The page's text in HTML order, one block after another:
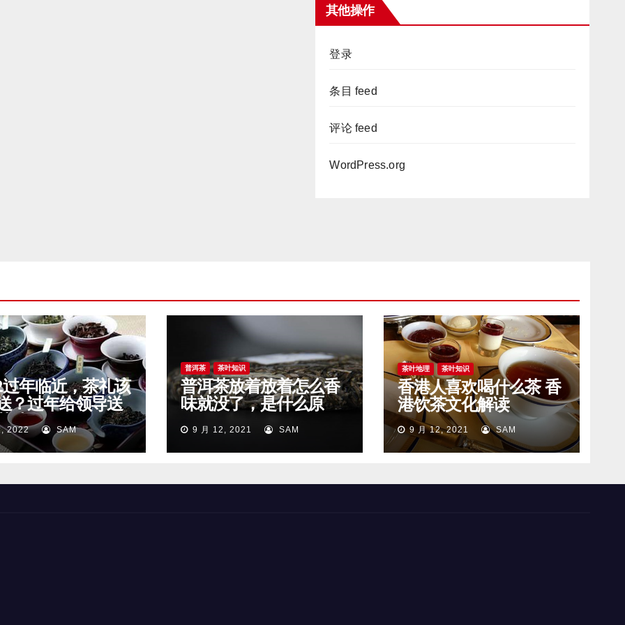
其他操作
登录
条目 feed
评论 feed
WordPress.org
年临近，茶礼该
？过年给领导送
叶好？
2022 SAM
普洱茶 茶叶知识
普洱茶放着放着怎么香
味就没了，是什么原
因？
9 月 12, 2021 SAM
茶叶地理 茶叶知识
香港人喜欢喝什么茶 香
港饮茶文化解读
9 月 12, 2021 SAM